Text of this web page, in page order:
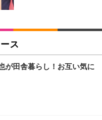
ェア／デスクチェア メッシ
ない ブラック
デスクチェア 疲れない テレ
クレスト 30度ロッキング機
ート 90度跳ね上げ式アーム
ミアムモニター | FlexScan
グモニター DualSense 充電
）
トシーツ 厚型 ワイド 42枚
収面:ライトブルー)
オムツ L 中型犬用 26枚入
ス
が田舎暮らし！お互い気に